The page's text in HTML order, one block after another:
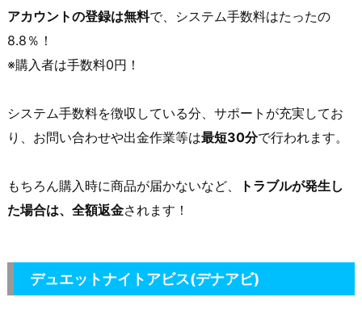
アカウントの登録は無料で、システム手数料はたったの
8.8％！
※購入者は手数料0円！
システム手数料を徴収している分、サポートが充実してお
り、お問い合わせや出金作業等は最短30分で行われます。
もちろん購入時に商品が届かないなど、
トラブルが発生し
た場合は、全額返金されます！
デュエットナイトアビス(デナアビ)